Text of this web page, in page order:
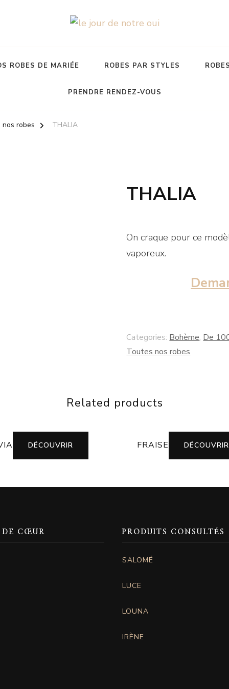
ROBES DE MARIÉE ROBES PAR STYLES
PRENDRE RENDEZ-VOUS
nos robes THALIA
THALIA
On craque pour ce
vaporeux.
Categories: Bohème, De
Toutes nos robes
Related products
DÉCOUVRIR FRAISE DÉCOUVRIR
DE CŒUR PRODUITS CONSULTÉS
SALOMÉ
LUCE
LOUNA
IRÈNE